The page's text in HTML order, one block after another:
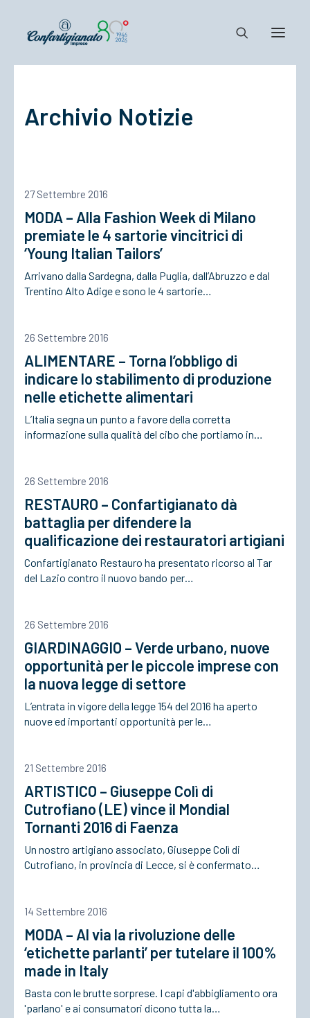
Confartigianato
Cosa Facciamo
Associarsi
Archivio Notizie
27 Settembre 2016
MODA – Alla Fashion Week di Milano
premiate le 4 sartorie vincitrici di
‘Young Italian Tailors’
Arrivano dalla Sardegna, dalla Puglia, dall’Abruzzo e dal
Trentino Alto Adige e sono le 4 sartorie…
26 Settembre 2016
ALIMENTARE – Torna l’obbligo di
indicare lo stabilimento di produzione
nelle etichette alimentari
L’Italia segna un punto a favore della corretta
informazione sulla qualità del cibo che portiamo in…
26 Settembre 2016
RESTAURO – Confartigianato dà
battaglia per difendere la
qualificazione dei restauratori artigiani
Confartigianato Restauro ha presentato ricorso al Tar
del Lazio contro il nuovo bando per…
26 Settembre 2016
GIARDINAGGIO – Verde urbano, nuove
opportunità per le piccole imprese con
la nuova legge di settore
L’entrata in vigore della legge 154 del 2016 ha aperto
nuove ed importanti opportunità per le…
21 Settembre 2016
ARTISTICO – Giuseppe Colì di
Cutrofiano (LE) vince il Mondial
Tornanti 2016 di Faenza
Un nostro artigiano associato, Giuseppe Colì di
Cutrofiano, in provincia di Lecce, si è confermato…
14 Settembre 2016
MODA – Al via la rivoluzione delle
‘etichette parlanti’ per tutelare il 100%
made in Italy
Basta con le brutte sorprese. I capi d'abbigliamento ora
'parlano' e ai consumatori dicono tutta la…